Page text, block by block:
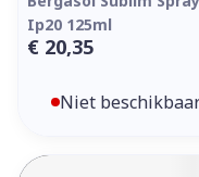
Ip20 125ml
€ 20,35
Niet